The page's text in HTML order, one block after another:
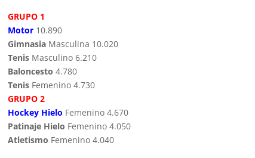
GRUPO 1
Motor 10.890
Gimnasia Masculina 10.020
Tenis Masculino 6.210
Baloncesto 4.780
Tenis Femenino 4.730
GRUPO 2
Hockey Hielo Femenino 4.670
Patinaje Hielo Femenino 4.050
Atletismo Femenino 4.040